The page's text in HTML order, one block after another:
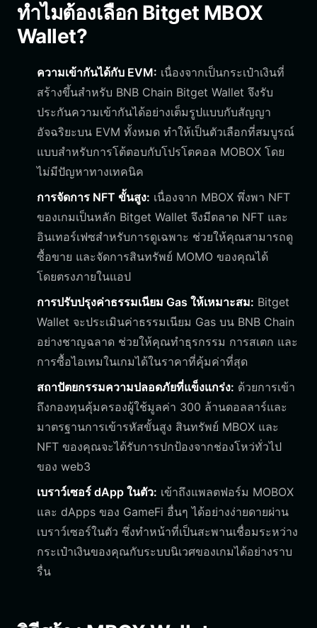
ทำไมต้องเลือก Bitget MBOX
Wallet?
ความเข้ากันได้กับ EVM: เนื่องจากเป็นกระเป๋าเงินที่
สร้างขึ้นสำหรับ BNB Chain Bitget Wallet จึงรับ
ประกันความเข้ากันได้อย่างเต็มรูปแบบกับสัญญา
อัจฉริยะบน EVM ทั้งหมด ทำให้เป็นตัวเลือกที่สมบูรณ์
แบบสำหรับการโต้ตอบกับโปรโตคอล MOBOX โดย
ไม่มีปัญหาทางเทคนิค
การจัดการ NFT ขั้นสูง: เนื่องจาก MBOX พึ่งพา NFT
ของเกมเป็นหลัก Bitget Wallet จึงมีตลาด NFT และ
อินเทอร์เฟซสำหรับการดูเฉพาะ ช่วยให้คุณสามารถดู
ซื้อขาย และจัดการสินทรัพย์ MOMO ของคุณได้
โดยตรงภายในแอป
การปรับปรุงค่าธรรมเนียม Gas ให้เหมาะสม: Bitget
Wallet จะประเมินค่าธรรมเนียม Gas บน BNB Chain
อย่างชาญฉลาด ช่วยให้คุณทำธุรกรรม การสเตก และ
การซื้อไอเทมในเกมได้ในราคาที่คุ้มค่าที่สุด
สถาปัตยกรรมความปลอดภัยที่แข็งแกร่ง: ด้วยการเข้า
ถึงกองทุนคุ้มครองผู้ใช้มูลค่า 300 ล้านดอลลาร์และ
มาตรฐานการเข้ารหัสขั้นสูง สินทรัพย์ MBOX และ
NFT ของคุณจะได้รับการปกป้องจากช่องโหว่ทั่วไป
ของ web3
เบราว์เซอร์ dApp ในตัว: เข้าถึงแพลตฟอร์ม MOBOX
และ dApps ของ GameFi อื่นๆ ได้อย่างง่ายดายผ่าน
เบราว์เซอร์ในตัว ซึ่งทำหน้าที่เป็นสะพานเชื่อมระหว่าง
กระเป๋าเงินของคุณกับระบบนิเวศของเกมได้อย่างราบ
รื่น